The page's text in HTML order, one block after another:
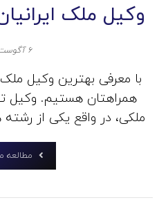
وکیل ملک
۶ آگوست ۲۰۲۲
با معرفی بهترین وکیل ملک
همراهتان هستیم.
ملکی، در واقع یکی از
مطالعه